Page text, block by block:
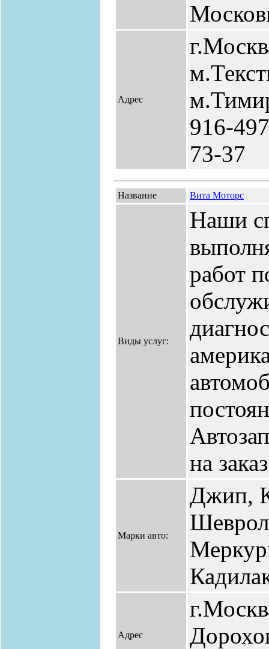
Адрес
916-
73-37
Название Вита Моторс
Виды услуг:
Наши
работ
на
Марки авто:
Джип,
Адрес